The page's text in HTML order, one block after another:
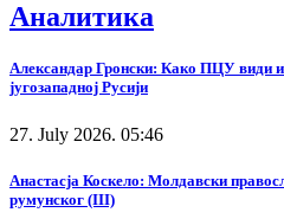
Аналитика
Александар Гронски: Како ПЦУ види
југозападној Русији
27. July 2026. 05:46
Анастасја Коскело: Молдавски
румунског (III)